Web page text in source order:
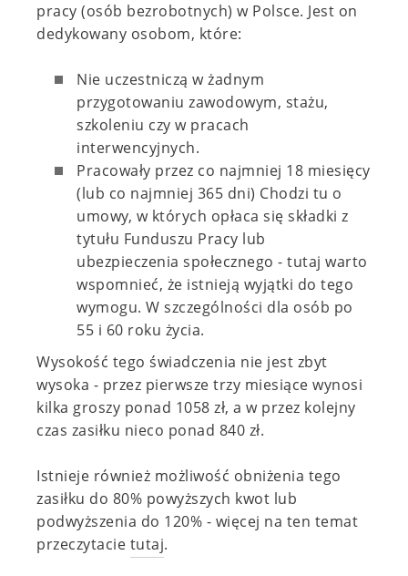
pracy (osób bezrobotnych) w Polsce. Jest on
dedykowany osobom, które:
Nie uczestniczą w żadnym
przygotowaniu zawodowym, stażu,
szkoleniu czy w pracach
interwencyjnych.
Pracowały przez co najmniej 18 miesięcy
(lub co najmniej 365 dni) Chodzi tu o
umowy, w których opłaca się składki z
tytułu Funduszu Pracy lub
ubezpieczenia społecznego - tutaj warto
wspomnieć, że istnieją wyjątki do tego
wymogu. W szczególności dla osób po
55 i 60 roku życia.
Wysokość tego świadczenia nie jest zbyt
wysoka - przez pierwsze trzy miesiące wynosi
kilka groszy ponad 1058 zł, a w przez kolejny
czas zasiłku nieco ponad 840 zł.
Istnieje również możliwość obniżenia tego
zasiłku do 80% powyższych kwot lub
podwyższenia do 120% - więcej na ten temat
przeczytacie tutaj.